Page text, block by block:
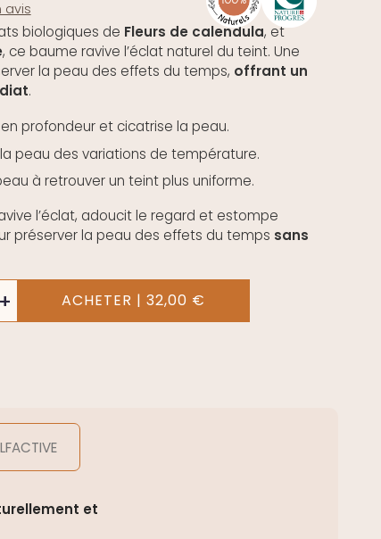
avis
biologiques de Fleurs de calendula, et
, ce baume ravive l’éclat naturel du teint. Une
la peau des effets du temps, offrant un
.
profondeur et cicatrise la peau.
peau des variations de température.
à retrouver un teint plus uniforme.
l’éclat, adoucit le regard et estompe
préserver la peau des effets du temps sans
+ ACHETER | 32,00 €
et